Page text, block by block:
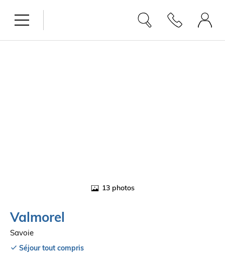
13 photos
Valmorel
Savoie
Séjour tout compris